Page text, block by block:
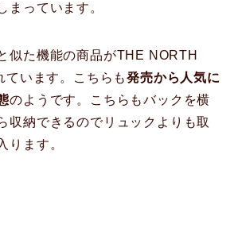
まっています。
似た機能の商品がTHE NORTH
ています。こちらも発売から人気に
のようです。こちらもバックを横
収納できるのでリュックよりも取
ります。